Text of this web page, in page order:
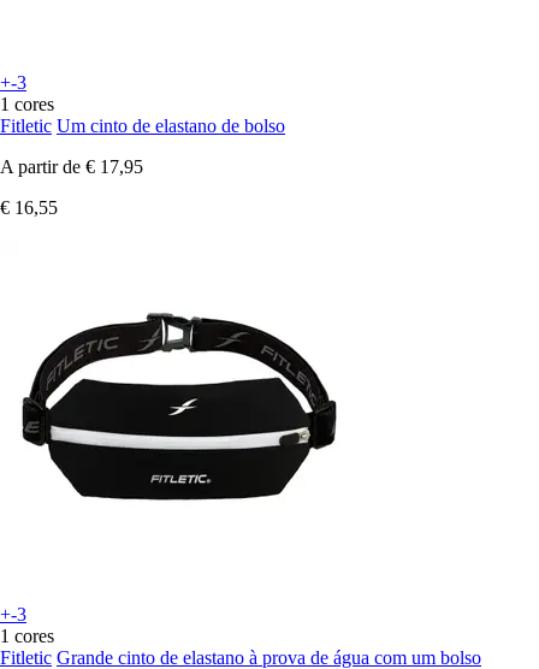
+-3
1 cores
Fitletic Um cinto de elastano de bolso
A partir de € 17,95
€ 16,55
+-3
1 cores
Fitletic Grande cinto de elastano à prova de água com um bolso